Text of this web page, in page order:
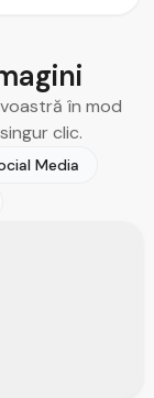
în mod
clic.
Media